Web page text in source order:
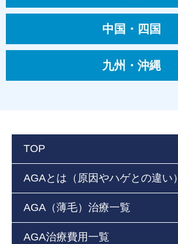
中国・四国
九州・沖縄
TOP
AGAとは（原因やハゲとの違い）
AGA（薄毛）治療一覧
AGA治療費用一覧